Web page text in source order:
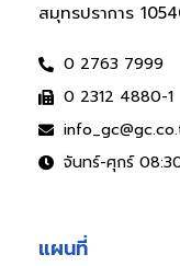
สมุทรปราการ
0 2763 7999
0 2312 4880-1
จันทร์-ศุกร์
แผนที่